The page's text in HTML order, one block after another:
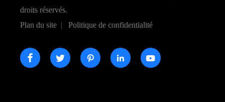
droits réservés.
Plan du site | Politique de confidentialité
    